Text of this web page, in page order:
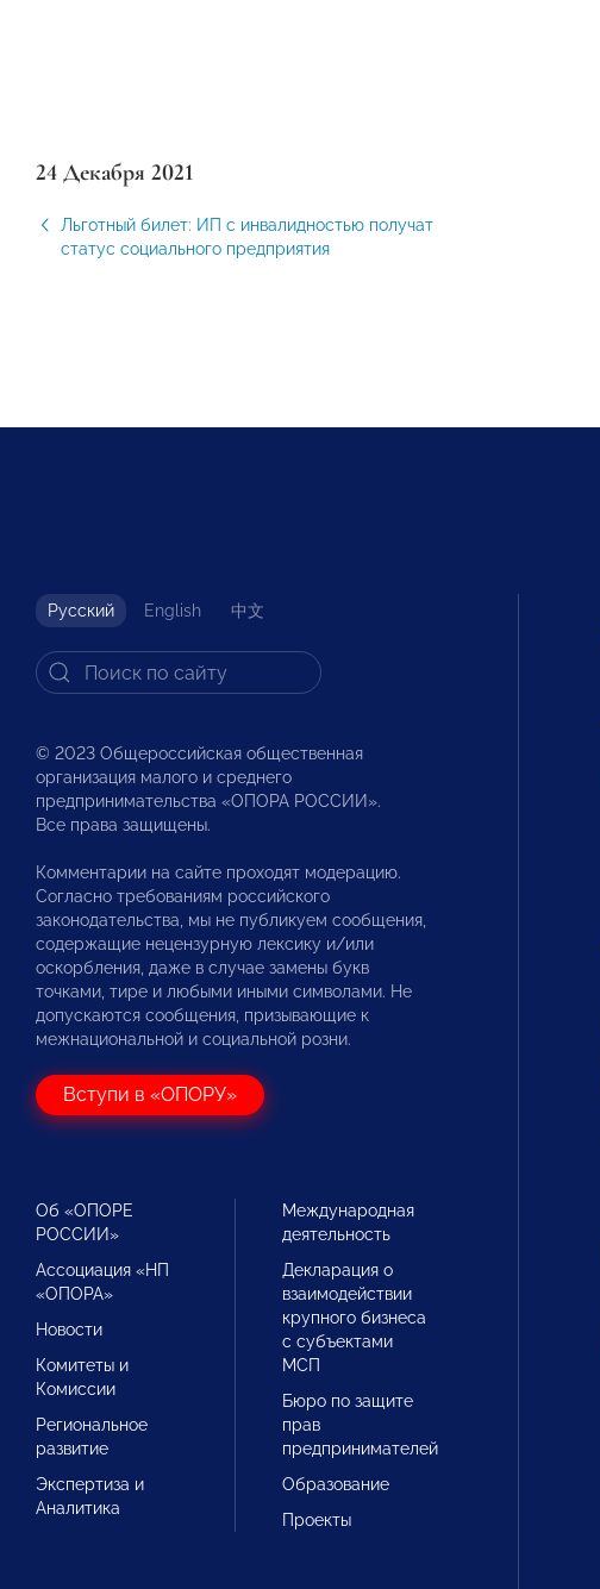
24 Декабря 2021
Льготный билет: ИП с инвалидностью получат
статус социального предприятия
Русский English 中文
© 2023 Общероссийская общественная
организация малого и среднего
предпринимательства «ОПОРА РОССИИ».
Все права защищены.
Комментарии на сайте проходят модерацию.
Согласно требованиям российского
законодательства, мы не публикуем сообщения,
содержащие нецензурную лексику и/или
оскорбления, даже в случае замены букв
точками, тире и любыми иными символами. Не
допускаются сообщения, призывающие к
межнациональной и социальной розни.
Вступи в «ОПОРУ»
Об «ОПОРЕ
РОССИИ»
Ассоциация «НП
«ОПОРА»
Новости
Комитеты и
Комиссии
Региональное
развитие
Экспертиза и
Аналитика
Международная
деятельность
Декларация о
взаимодействии
крупного бизнеса
с субъектами
МСП
Бюро по защите
прав
предпринимателей
Образование
Проекты